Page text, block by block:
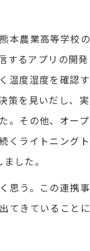
本農業高等学校の
するアプリの開発
温度湿度を確認す
策を見いだし、実
。その他、オープ
くライトニングト
した。
思う。この連携事
てきていることに